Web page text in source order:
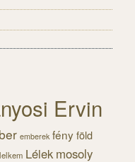
Ervin
emberek fényföld
lelkem Lélek mosoly